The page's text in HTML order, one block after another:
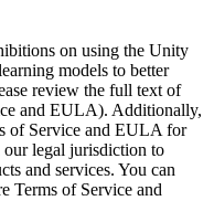
équipe
en charge par Unity
immersifs
initiés
Unity
parcours
un support expert
on using the Unity
models to better
review the full text of
and EULA). Additionally,
of Service and EULA for
our legal jurisdiction to
and services. You can
Terms of Service and